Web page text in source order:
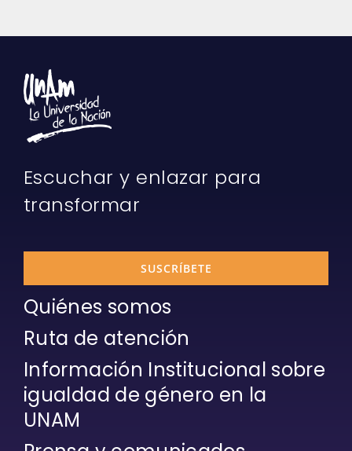
Escuchar y enlazar para
transformar
SUSCRÍBETE
Quiénes somos
Ruta de atención
Información Institucional sobre
igualdad de género en la
UNAM